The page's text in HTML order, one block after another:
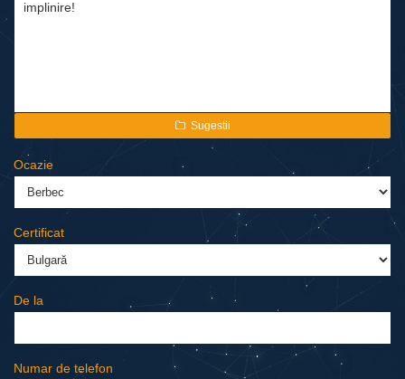
Sugestii
Ocazie
Certificat
De la
Numar de telefon